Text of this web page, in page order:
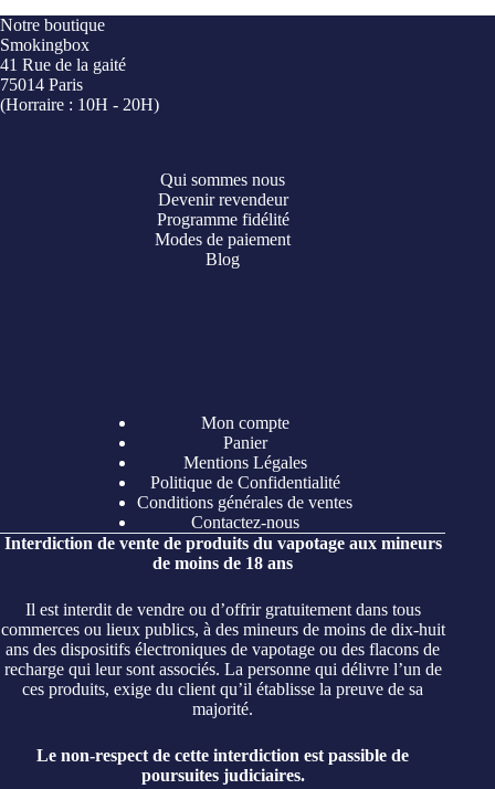
Notre boutique
Smokingbox
41 Rue de la gaité
75014 Paris
(Horraire : 10H - 20H)
Qui sommes nous
Devenir revendeur
Programme fidélité
Modes de paiement
Blog
Mon compte
Panier
Mentions Légales
Politique de Confidentialité
Conditions générales de ventes
Contactez-nous
Interdiction de vente de produits du vapotage aux mineurs
de moins de 18 ans
Il est interdit de vendre ou d’offrir gratuitement dans tous
commerces ou lieux publics, à des mineurs de moins de dix-huit
ans des dispositifs électroniques de vapotage ou des flacons de
recharge qui leur sont associés. La personne qui délivre l’un de
ces produits, exige du client qu’il établisse la preuve de sa
majorité.
Le non-respect de cette interdiction est passible de
poursuites judiciaires.